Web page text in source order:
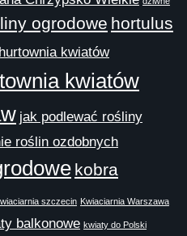
ogrodowe hortulus
hurtownia kwiatów
kwiatów
jak podlewać rośliny
roślin ozdobnych
kobra
szczecin Kwiaciarnia Warszawa
balkonowe kwiaty do Polski